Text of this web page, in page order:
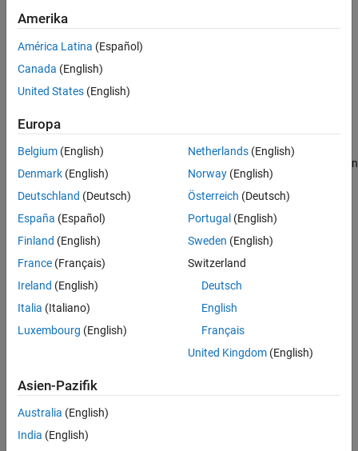
Syntax
Arguments
See Also
S
Returns
An value indicating the size of the mode work vector.
Description
to obtain
the size of the mode work vector.
Languages
C, C++
See Also
ssSetNumNonsampledZCs ssGetNonsampledZCs
Version History
Amerika
América Latina (Español)
Canada (English)
United States (English)
Europa
Belgium (English)
Denmark (English)
Deutschland (Deutsch)
España (Español)
Finland (English)
France (Français)
Ireland (English)
Italia (Italiano)
Luxembourg (English)
Netherlands(English)
Norway(English)
Österreich (Deutsch)
Portugal (English)
Sweden (English)
Switzerland
Deutsch
English
Français
United Kingdom(English)
Asien-Pazifik
Australia (English)
India (English)